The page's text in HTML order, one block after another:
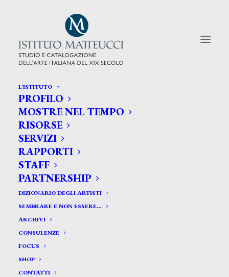
L’ISTITUTO
PROFILO
MOSTRE NEL TEMPO
RISORSE
SERVIZI
RAPPORTI
STAFF
PARTNERSHIP
DIZIONARIO DEGLI ARTISTI
SEMBRARE E NON ESSERE…
ARCHIVI
CONSULENZE
FOCUS
SHOP
CONTATTI
CERCA TRA GLI ARTISTI:
Search
for:
Piotrowski A.